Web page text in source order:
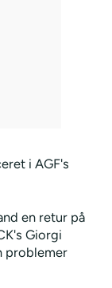
i AGF's
en retur på
Giorgi
problemer